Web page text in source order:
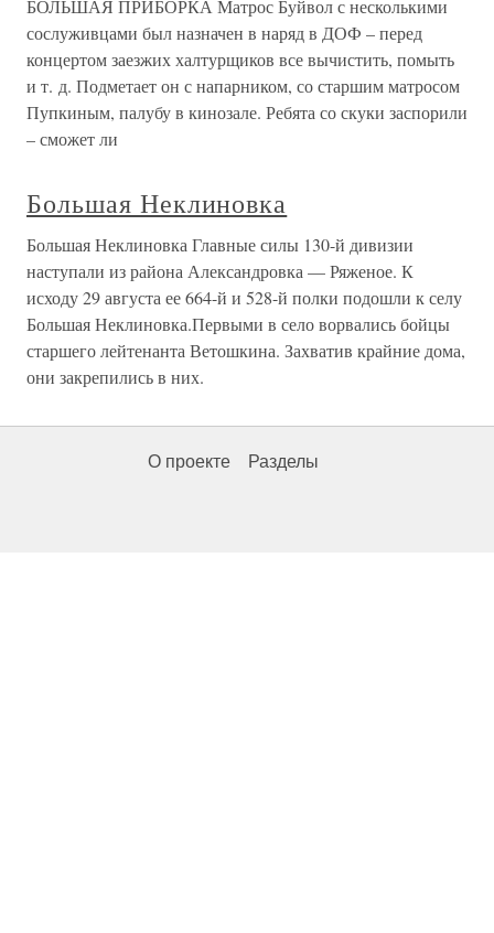
БОЛЬШАЯ ПРИБОРКА Матрос Буйвол с несколькими
сослуживцами был назначен в наряд в ДОФ – перед
концертом заезжих халтурщиков все вычистить, помыть
и т. д. Подметает он с напарником, со старшим матросом
Пупкиным, палубу в кинозале. Ребята со скуки заспорили
– сможет ли
Большая Неклиновка
Большая Неклиновка Главные силы 130-й дивизии
наступали из района Александровка — Ряженое. К
исходу 29 августа ее 664-й и 528-й полки подошли к селу
Большая Неклиновка.Первыми в село ворвались бойцы
старшего лейтенанта Ветошкина. Захватив крайние дома,
они закрепились в них.
О проекте Разделы